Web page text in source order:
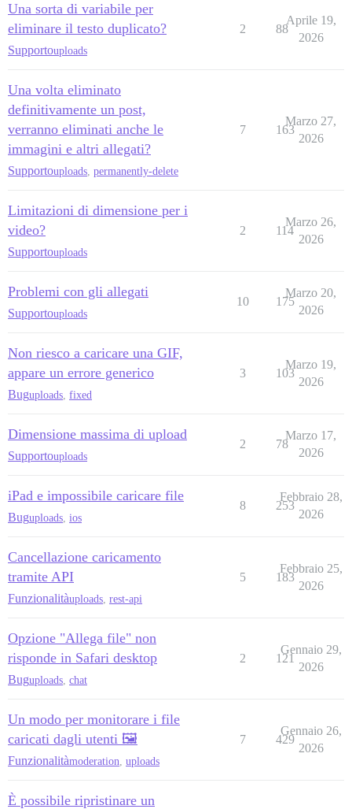
Una sorta di variabile per
eliminare il testo duplicato?
Supportouploads
2 88
Aprile 19,
2026
Una volta eliminato
definitivamente un post,
verranno eliminati anche le
immagini e altri allegati?
Supportouploads permanently-delete
7 163
Marzo 27,
2026
Limitazioni di dimensione per i
video?
Supportouploads
2 114
Marzo 26,
2026
Problemi con gli allegati
Supportouploads
10 175
Marzo 20,
2026
Non riesco a caricare una GIF,
appare un errore generico
Buguploads fixed
3 103
Marzo 19,
2026
Dimensione massima di upload
Supportouploads
2 78
Marzo 17,
2026
iPad e impossibile caricare file
Buguploads ios
8 253
Febbraio 28,
2026
Cancellazione caricamento
tramite API
Funzionalitàuploads rest-api
5 183
Febbraio 25,
2026
Opzione "Allega file" non
risponde in Safari desktop
Buguploads chat
2 121
Gennaio 29,
2026
Un modo per monitorare i file
caricati dagli utenti 🖼️
Funzionalitàmoderation uploads
7 429
Gennaio 26,
2026
È possibile ripristinare un